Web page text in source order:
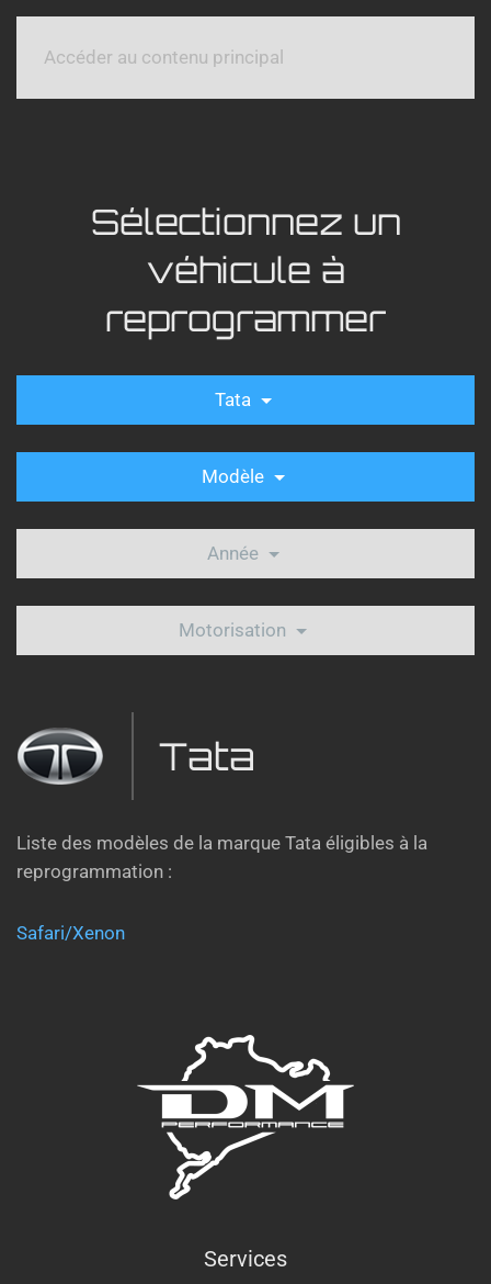
Accéder au contenu principal
Sélectionnez un
véhicule à
reprogrammer
Tata
Modèle
Année
Motorisation
Tata
Liste des modèles de la marque Tata éligibles à la
reprogrammation :
Safari/Xenon
Services